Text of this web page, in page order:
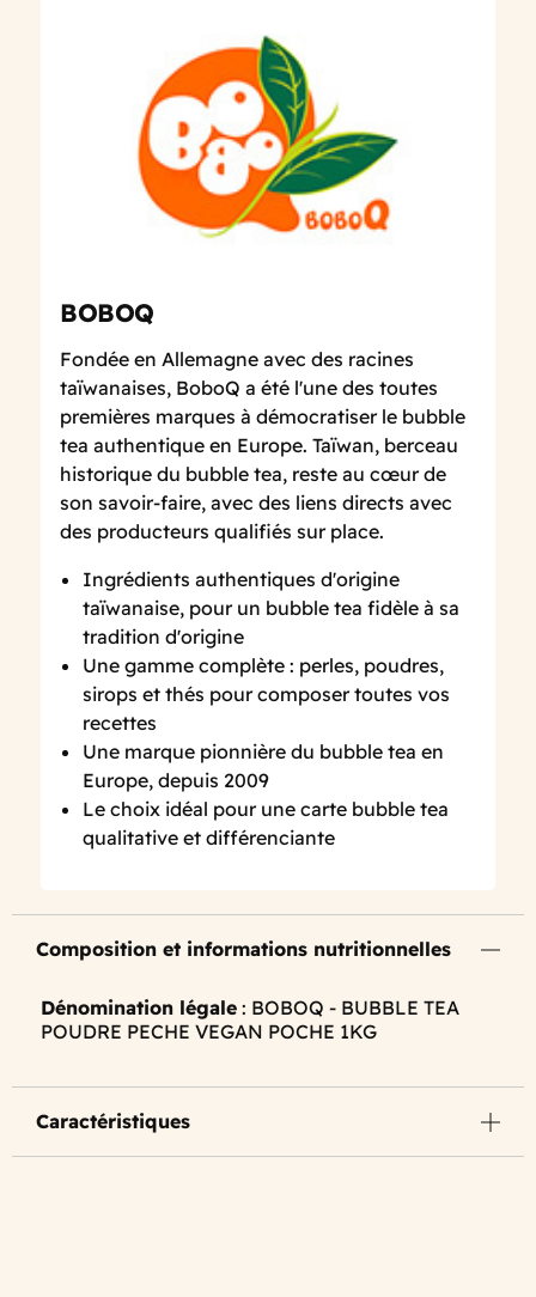
BOBOQ
Fondée en Allemagne avec des racines
taïwanaises, BoboQ a été l'une des toutes
premières marques à démocratiser le bubble
tea authentique en Europe. Taïwan, berceau
historique du bubble tea, reste au cœur de
son savoir-faire, avec des liens directs avec
des producteurs qualifiés sur place.
Ingrédients authentiques d'origine
taïwanaise, pour un bubble tea fidèle à sa
tradition d'origine
Une gamme complète : perles, poudres,
sirops et thés pour composer toutes vos
recettes
Une marque pionnière du bubble tea en
Europe, depuis 2009
Le choix idéal pour une carte bubble tea
qualitative et différenciante
Composition et informations nutritionnelles
Dénomination légale : BOBOQ - BUBBLE TEA
POUDRE PECHE VEGAN POCHE 1KG
Caractéristiques